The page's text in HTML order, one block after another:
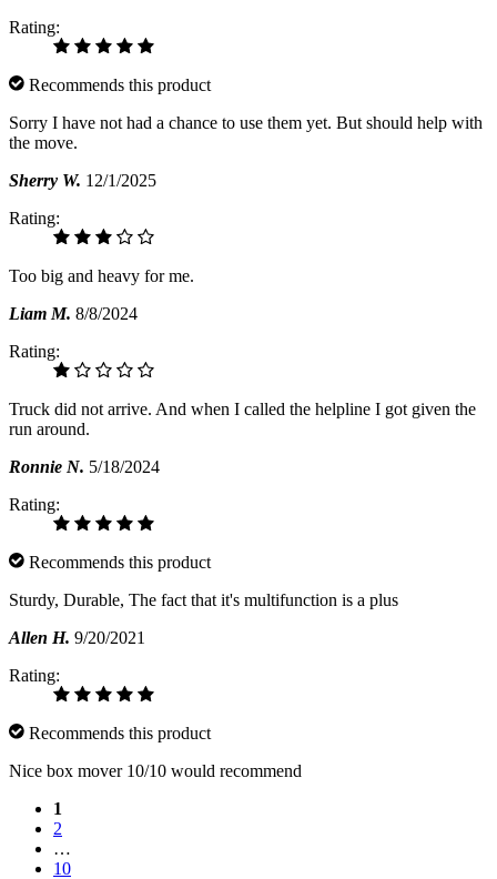
Rating:
Recommends this product
Sorry I have not had a chance to use them yet. But should help with
the move.
Sherry W. 12/1/2025
Rating:
Too big and heavy for me.
Liam M. 8/8/2024
Rating:
Truck did not arrive. And when I called the helpline I got given the
run around.
Ronnie N. 5/18/2024
Rating:
Recommends this product
Sturdy, Durable, The fact that it's multifunction is a plus
Allen H. 9/20/2021
Rating:
Recommends this product
Nice box mover 10/10 would recommend
1
2
…
10